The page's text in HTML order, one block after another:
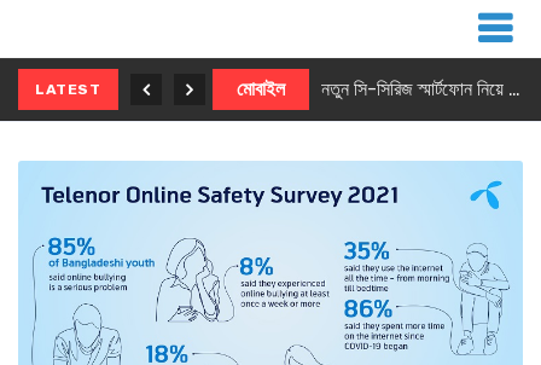
LATEST মোবাইল নতুন সি-সিরিজ স্মার্টফোন নিয়ে আসছে রিয়েলমি